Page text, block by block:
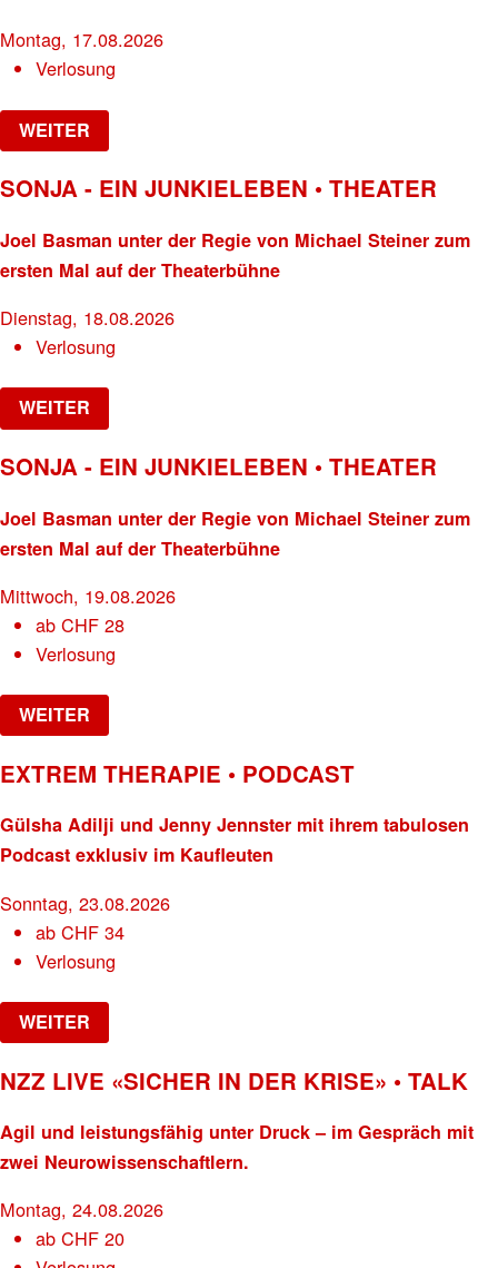
Montag, 17.08.2026
Verlosung
WEITER
SONJA - EIN JUNKIELEBEN • THEATER
Joel Basman unter der Regie von Michael Steiner zum
ersten Mal auf der Theaterbühne
Dienstag, 18.08.2026
Verlosung
WEITER
SONJA - EIN JUNKIELEBEN • THEATER
Joel Basman unter der Regie von Michael Steiner zum
ersten Mal auf der Theaterbühne
Mittwoch, 19.08.2026
abCHF 28
Verlosung
WEITER
EXTREM THERAPIE • PODCAST
Gülsha Adilji und Jenny Jennster mit ihrem tabulosen
Podcast exklusiv im Kaufleuten
Sonntag, 23.08.2026
abCHF 34
Verlosung
WEITER
NZZ LIVE «SICHER IN DER KRISE» • TALK
Agil und leistungsfähig unter Druck – im Gespräch mit
zwei Neurowissenschaftlern.
Montag, 24.08.2026
abCHF 20